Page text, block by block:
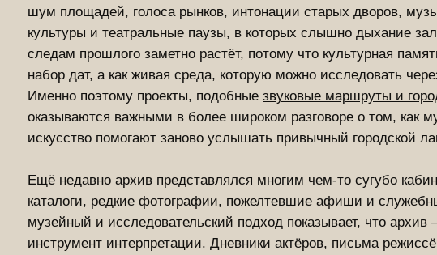
шум площадей, голоса рынков, интонации старых дворов,
культуры и театральные паузы, в которых слышно дыхание
следам прошлого заметно растёт, потому что культурная
набор дат, а как живая среда, которую можно исследовать
Именно поэтому проекты, подобные звуковые маршруты и
оказываются важными в более широком разговоре о том, как
искусство помогают заново услышать привычный городской
Ещё недавно архив представлялся многим чем-то сугубо
каталоги, редкие фотографии, пожелтевшие афиши и
музейный и исследовательский подход показывает, что
инструмент интерпретации. Дневники актёров, письма